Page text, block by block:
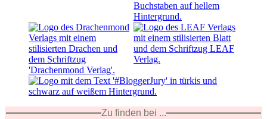
Zu finden bei ...